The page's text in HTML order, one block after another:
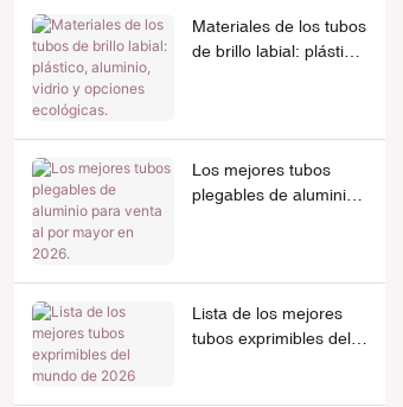
Materiales de los tubos
de brillo labial: plástico,
Los mejores tubos
plegables de aluminio
Lista de los mejores
tubos exprimibles del